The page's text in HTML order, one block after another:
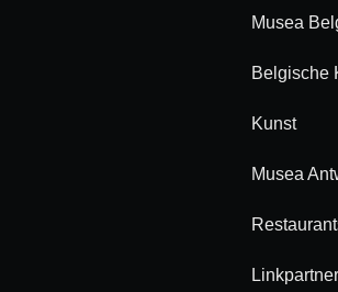
Musea
Belgische
Kunst
Musea